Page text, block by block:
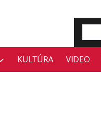
KULTÚRA VIDEO